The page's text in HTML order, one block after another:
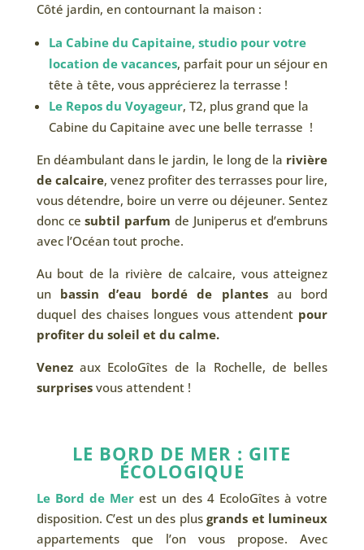
Côté jardin, en contournant la maison :
La Cabine du Capitaine, studio pour votre
location de vacances, parfait pour un séjour en
tête à tête, vous apprécierez la terrasse !
Le Repos du Voyageur, T2, plus grand que la
Cabine du Capitaine avec une belle terrasse !
En déambulant dans le jardin, le long de la rivière
de calcaire, venez profiter des terrasses pour lire,
vous détendre, boire un verre ou déjeuner. Sentez
donc cesubtil parfum de Juniperus et d’embruns
avec l’Océan tout proche.
Au bout de la rivière de calcaire, vous atteignez
un bassin d’eau bordé de plantes au bord
duquel des chaises longues vous attendent pour
profiter du soleil et du calme.
Venezaux EcoloGîtes de la Rochelle, de belles
surprisesvous attendent !
LE BORD DE MER : GITE
ÉCOLOGIQUE
Le Bord de Mer est un des 4 EcoloGîtes à votre
disposition. C’est un des plusgrands et lumineux
appartements que l’on vous propose. Avec